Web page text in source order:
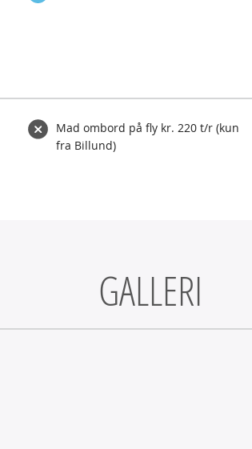
Mad ombord på fly kr. 220 t/r (kun
fra Billund)
GALLERI